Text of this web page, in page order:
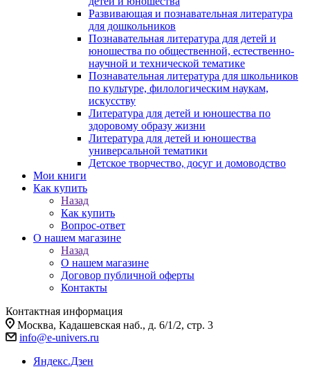
Развивающая и познавательная литература
для дошкольников
Познавательная литература для детей и
юношества по общественной, естественно-
научной и технической тематике
Познавательная литература для школьников
по культуре, филологическим наукам,
искусству
Литература для детей и юношества по
здоровому образу жизни
Литература для детей и юношества
универсальной тематики
Детское творчество, досуг и домоводство
Мои книги
Как купить
Назад
Как купить
Вопрос-ответ
О нашем магазине
Назад
О нашем магазине
Договор публичной оферты
Контакты
Контактная информация
Москва, Кадашевская наб., д. 6/1/2, стр. 3
info@e-univers.ru
Яндекс.Дзен